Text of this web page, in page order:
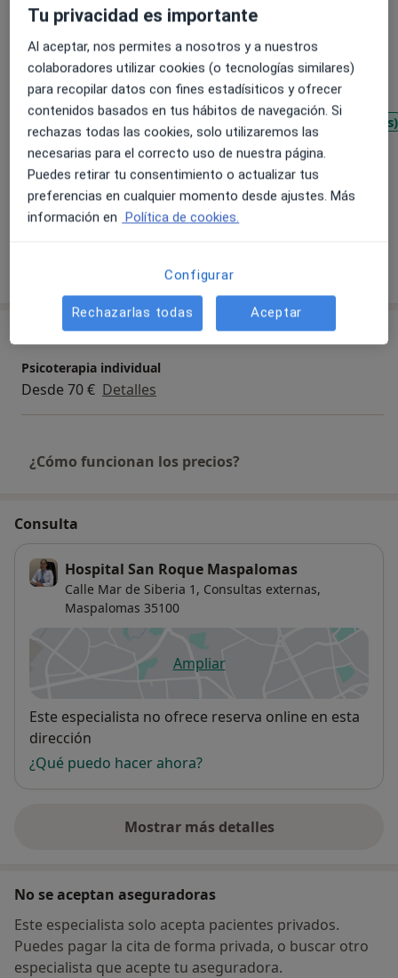
diversas formaciones de postgrado en España,
Alemania y Suiza, incluyendo un Máster en Psicología
Clínica. Mi experiencia profesional incluye el trabajo
con personas víctimas de violencia física, psicológica
y/o sexual en Alemania, lo que me ha aportado una
profunda sensibilidad y comprensión para abordar
situaciones complejas y brindar apoyo eficaz. Ofrezco
sesiones presenciales de 60 min de duración para
personas mayores de 18 años en español, alemán e
inglés. En un espacio seguro y de confianza, podrás
dificultades de manera más saludable.
Terapia cognitivo conductual
Psicoterapia integradora
Principales enfermedades tratadas
Ansiedad Estrés
Depresión
Dificultades emocionales (agresividad, tristeza, miedos)
Ataques de pánico
+8a11y_sr_more_diseases
Pacientes que atiendo
Adultos
Mostrar más detallessobre la experiencia
Servicios y precios
Psicoterapia individual
Desde 70 € Detalles
¿Cómo funcionan los precios?
Consulta
Hospital San Roque Maspalomas
Calle Mar de Siberia 1, Consultas externas,
Maspalomas 35100
Ampliarse abre en una nueva
Disponibilidad
Este especialista no ofrece reserva online en esta
dirección
¿Qué puedo hacer ahora?
Mostrar más detalles
sobre la dirección
No se aceptan aseguradoras
Este especialista solo acepta pacientes privados.
Puedes pagar la cita de forma privada, o buscar otro
especialista que acepte tu aseguradora.
Tu privacidad es importante
Al aceptar, nos permites a nosotros y a nuestros
colaboradores utilizar cookies (o tecnologías similares)
para recopilar datos con fines estadísiticos y ofrecer
contenidos basados en tus hábitos de navegación. Si
rechazas todas las cookies, solo utilizaremos las
necesarias para el correcto uso de nuestra página.
Puedes retirar tu consentimiento o actualizar tus
preferencias en cualquier momento desde ajustes. Más
información en Política de cookies.
Configurar
Rechazarlas todas Aceptar